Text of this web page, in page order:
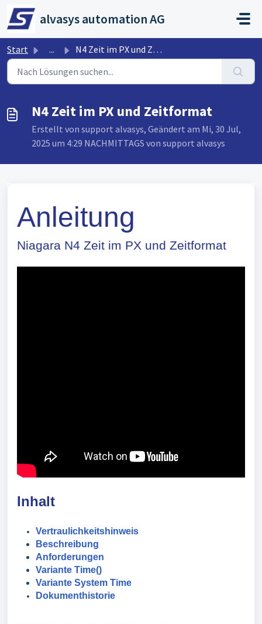
Zum hauptsächlichen Inhalt gehen
alvasys automation AG
Start ... N4 Zeit im PX und Zeitformat
N4 Zeit im PX und Zeitformat
Erstellt von support alvasys, Geändert am Mi, 30 Jul,
2025 um 4:29 NACHMITTAGS von support alvasys
Anleitung
Niagara N4 Zeit im PX und Zeitformat
Inhalt
Vertraulichkeitshinweis
Beschreibung
Anforderungen
Variante Time()
Variante System Time
Dokumenthistorie